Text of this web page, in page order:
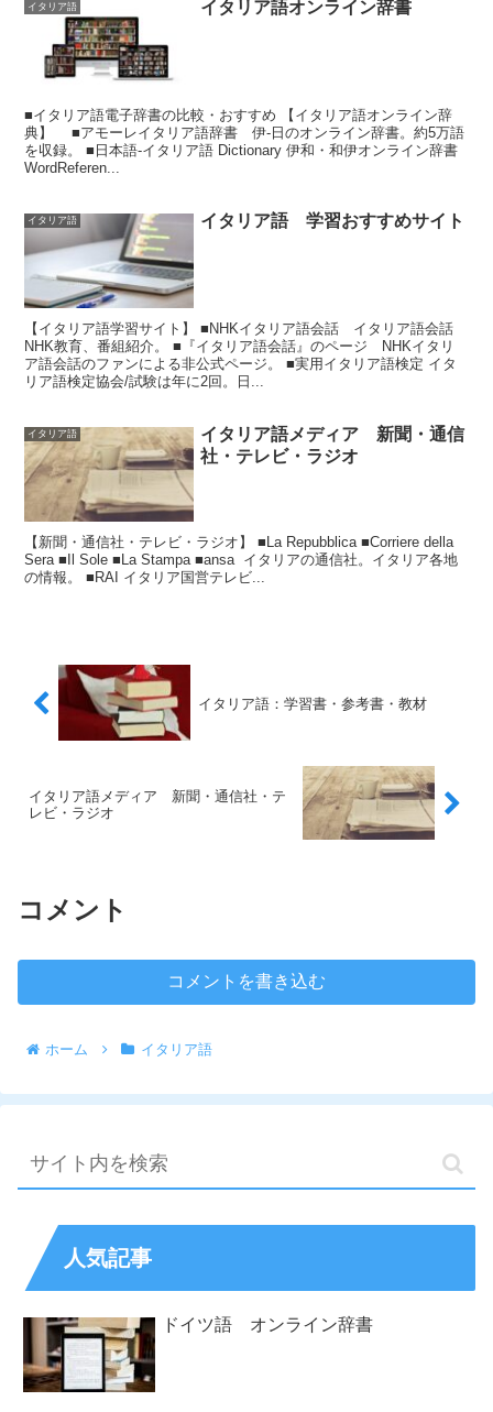
イタリア語 イタリア語オンライン辞書
■イタリア語電子辞書の比較・おすすめ 【イタリア語オンライン辞
典】 ■アモーレイタリア語辞書 伊-日のオンライン辞書。約5万語
を収録。 ■日本語-イタリア語 Dictionary 伊和・和伊オンライン辞書
WordReferen...
イタリア語 イタリア語 学習おすすめサイト
【イタリア語学習サイト】 ■NHKイタリア語会話 イタリア語会話
NHK教育、番組紹介。 ■『イタリア語会話』のページ NHKイタリ
ア語会話のファンによる非公式ページ。 ■実用イタリア語検定 イタ
リア語検定協会/試験は年に2回。日...
イタリア語
イタリア語メディア 新聞・通信
社・テレビ・ラジオ
【新聞・通信社・テレビ・ラジオ】 ■La Repubblica ■Corriere della
Sera ■Il Sole ■La Stampa ■ansa イタリアの通信社。イタリア各地
の情報。 ■RAI イタリア国営テレビ...
イタリア語：学習書・参考書・教材
イタリア語メディア 新聞・通信社・テ
レビ・ラジオ
コメント
コメントを書き込む
ホーム イタリア語
人気記事
ドイツ語 オンライン辞書